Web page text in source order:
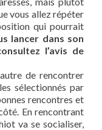
vous allez répéter
qui pourrait
lancer dans son
l’avis de
de rencontrer
sélectionnés par
rencontres et
En rencontrant
va se socialiser,